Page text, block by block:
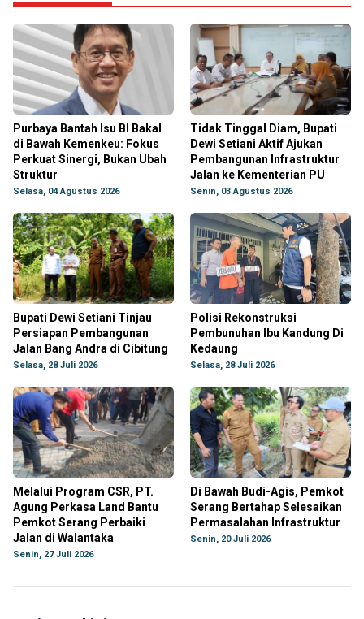
Purbaya Bantah Isu BI Bakal
di Bawah Kemenkeu: Fokus
Perkuat Sinergi, Bukan Ubah
Struktur
Selasa, 04 Agustus 2026
Tidak Tinggal Diam, Bupati
Dewi Setiani Aktif Ajukan
Pembangunan Infrastruktur
Jalan ke Kementerian PU
Senin, 03 Agustus 2026
Bupati Dewi Setiani Tinjau
Persiapan Pembangunan
Jalan Bang Andra di Cibitung
Selasa, 28 Juli 2026
Polisi Rekonstruksi
Pembunuhan Ibu Kandung Di
Kedaung
Selasa, 28 Juli 2026
Melalui Program CSR, PT.
Agung Perkasa Land Bantu
Pemkot Serang Perbaiki
Jalan di Walantaka
Senin, 27 Juli 2026
Di Bawah Budi-Agis, Pemkot
Serang Bertahap Selesaikan
Permasalahan Infrastruktur
Senin, 20 Juli 2026